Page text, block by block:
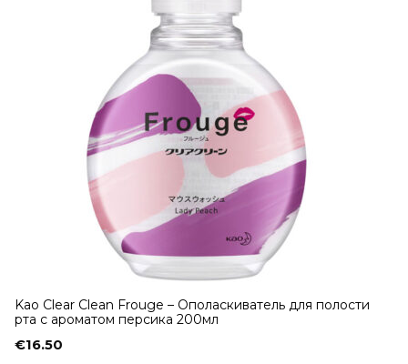
Kao Clear Clean Frouge – Ополаскиватель для полости
рта с ароматом персика 200мл
€16.50